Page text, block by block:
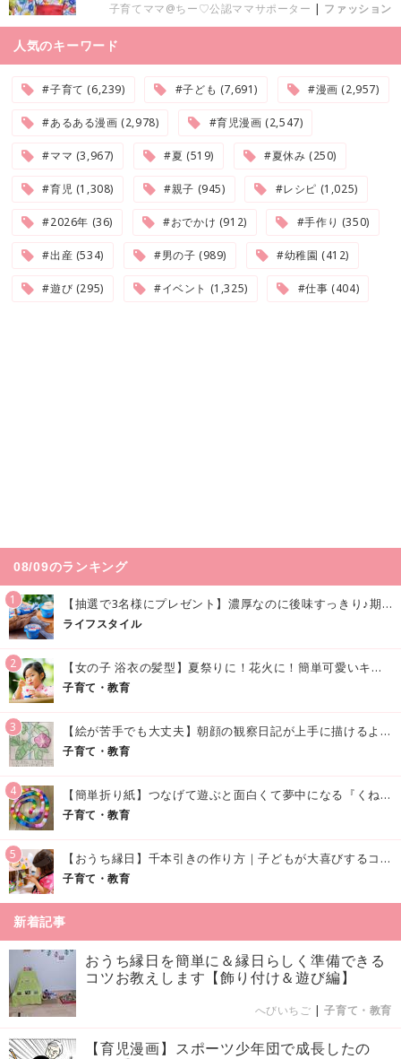
子育てママ@ちー♡公認ママサポーター | ファッション
人気のキーワード
#子育て (6,239) #子ども (7,691) #漫画 (2,957)
#あるある漫画 (2,978) #育児漫画 (2,547)
#ママ (3,967) #夏 (519) #夏休み (250)
#育児 (1,308) #親子 (945) #レシピ (1,025)
#2026年 (36) #おでかけ (912) #手作り (350)
#出産 (534) #男の子 (989) #幼稚園 (412)
#遊び (295) #イベント (1,325) #仕事 (404)
08/09のランキング
1 【抽選で3名様にプレゼント】濃厚なのに後味すっきり♪期間限定の「メイトーのなめらかプリン カルピス®入りソース」で夏を味わおう！
ライフスタイル
2 【女の子 浴衣の髪型】夏祭りに！花火に！簡単可愛いキッズの浴衣ヘアアレンジまとめ
子育て・教育
3 【絵が苦手でも大丈夫】朝顔の観察日記が上手に描けるようになる方法｜イラスト付き
子育て・教育
4 【簡単折り紙】つなげて遊ぶと面白くて夢中になる『くねくねへびさんの作り方』
子育て・教育
5 【おうち縁日】千本引きの作り方｜子どもが大喜びするコツやアイデア♪
子育て・教育
新着記事
おうち縁日を簡単に＆縁日らしく準備できる
コツお教えします【飾り付け＆遊び編】
へびいちご |子育て・教育
【育児漫画】スポーツ少年団で成長したの